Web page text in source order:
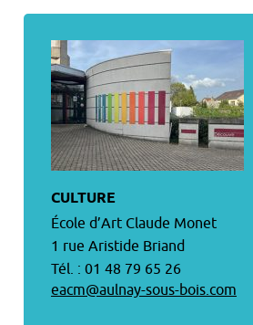
CULTURE
École d’Art Claude Monet
1 rue Aristide Briand
Tél. : 01 48 79 65 26
eacm@aulnay-sous-bois.com